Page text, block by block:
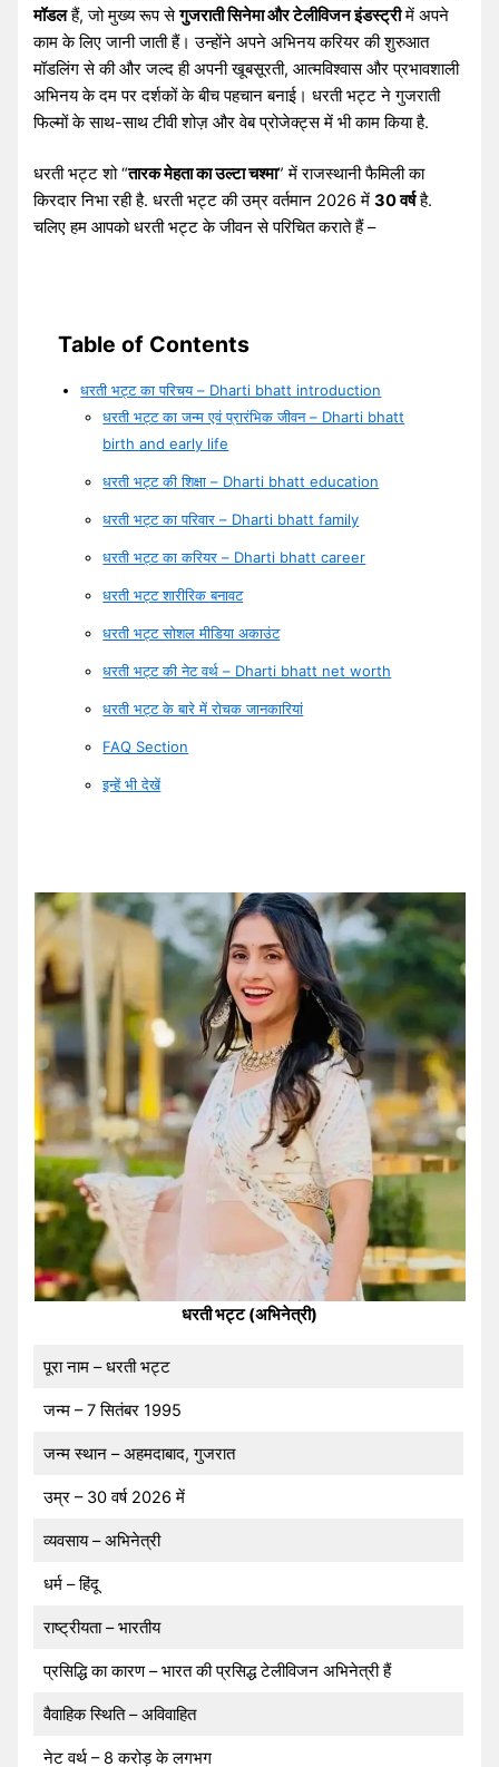
मॉडलहैं, जो मुख्य रूप सेगुजराती सिनेमा और टेलीविजन इंडस्ट्रीमें अपने
काम के लिए जानी जाती हैं। उन्होंने अपने अभिनय करियर की शुरुआत
मॉडलिंग से की और जल्द ही अपनी खूबसूरती, आत्मविश्वास और प्रभावशाली
अभिनय के दम पर दर्शकों के बीच पहचान बनाई। धरती भट्ट ने गुजराती
फिल्मों के साथ-साथ टीवी शोज़ और वेब प्रोजेक्ट्स में भी काम किया है.
धरती भट्ट शो “तारक मेहता का उल्टा चश्मा” में राजस्थानी फैमिली का
किरदार निभा रही है. धरती भट्ट की उम्र वर्तमान 2026 में30 वर्षहै.
चलिए हम आपको धरती भट्ट के जीवन से परिचित कराते हैं –
Table of Contents
धरती भट्ट का परिचय – Dharti bhatt introduction
धरती भट्ट का जन्म एवं प्रारंभिक जीवन – Dharti bhatt
birth and early life
धरती भट्ट की शिक्षा – Dharti bhatt education
धरती भट्ट का परिवार – Dharti bhatt family
धरती भट्ट का करियर – Dharti bhatt career
धरती भट्ट शारीरिक बनावट
धरती भट्ट सोशल मीडिया अकाउंट
धरती भट्ट की नेट वर्थ – Dharti bhatt net worth
धरती भट्ट के बारे में रोचक जानकारियां
FAQ Section
इन्हें भी देखें
धरती भट्ट (अभिनेत्री)
पूरा नाम – धरती भट्ट
जन्म – 7 सितंबर 1995
जन्म स्थान – अहमदाबाद, गुजरात
उम्र – 30 वर्ष 2026 में
व्यवसाय – अभिनेत्री
धर्म – हिंदू
राष्ट्रीयता – भारतीय
प्रसिद्धि का कारण – भारत की प्रसिद्ध टेलीविजन अभिनेत्री हैं
वैवाहिक स्थिति – अविवाहित
नेट वर्थ – 8 करोड़ के लगभग